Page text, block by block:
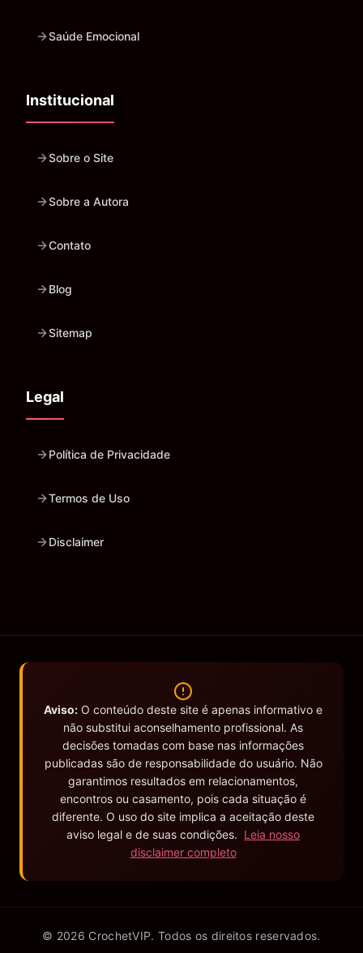
Saúde Emocional
Institucional
Sobre o Site
Sobre a Autora
Contato
Blog
Sitemap
Legal
Política de Privacidade
Termos de Uso
Disclaimer
Aviso: O conteúdo deste site é apenas informativo e
não substitui aconselhamento profissional. As
decisões tomadas com base nas informações
publicadas são de responsabilidade do usuário. Não
garantimos resultados em relacionamentos,
encontros ou casamento, pois cada situação é
diferente. O uso do site implica a aceitação deste
aviso legal e de suas condições. Leia nosso
disclaimer completo
© 2026 CrochetVIP. Todos os direitos reservados.